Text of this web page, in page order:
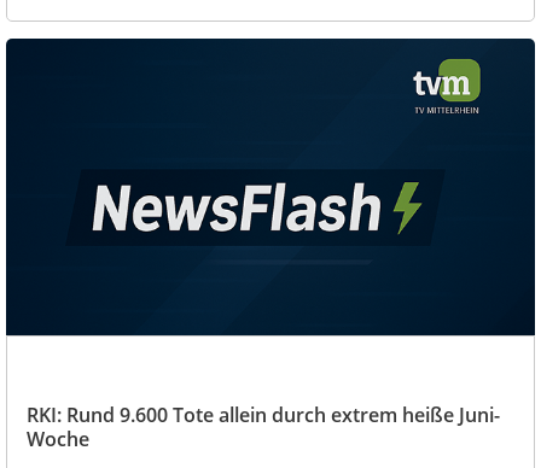
RKI: Rund 9.600 Tote allein durch extrem heiße Juni-
Woche